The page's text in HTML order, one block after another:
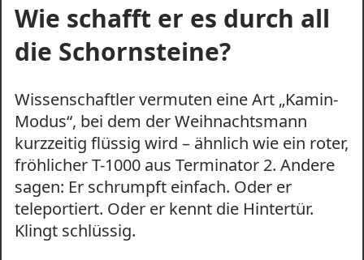
Wie schafft er es durch all
die Schornsteine?
Wissenschaftler vermuten eine Art „Kamin-
Modus“, bei dem der Weihnachtsmann
kurzzeitig flüssig wird – ähnlich wie ein roter,
fröhlicher T-1000 aus Terminator 2. Andere
sagen: Er schrumpft einfach. Oder er
teleportiert. Oder er kennt die Hintertür.
Klingt schlüssig.